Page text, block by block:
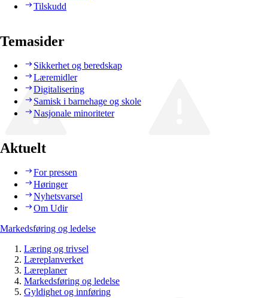
Tilskudd
Temasider
Sikkerhet og beredskap
Læremidler
Digitalisering
Samisk i barnehage og skole
Nasjonale minoriteter
Aktuelt
For pressen
Høringer
Nyhetsvarsel
Om Udir
Markedsføring og ledelse
Læring og trivsel
Læreplanverket
Læreplaner
Markedsføring og ledelse
Gyldighet og innføring